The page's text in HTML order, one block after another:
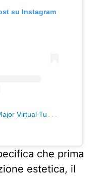
su Instagram
U
n post condiviso da Major Virtual Tunnel & GFW (@majorvirtualtunnel_gfw)
che prima
estetica, il